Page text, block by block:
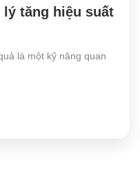
tăng hiệu suất
là một kỹ năng quan